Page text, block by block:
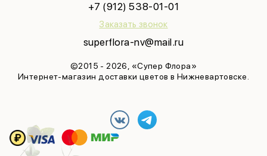
+7 (912) 538-01-01
Заказать звонок
superflora-nv@mail.ru
©2015 - 2026, «Супер Флора»
Интернет-магазин доставки цветов в Нижневартовске.